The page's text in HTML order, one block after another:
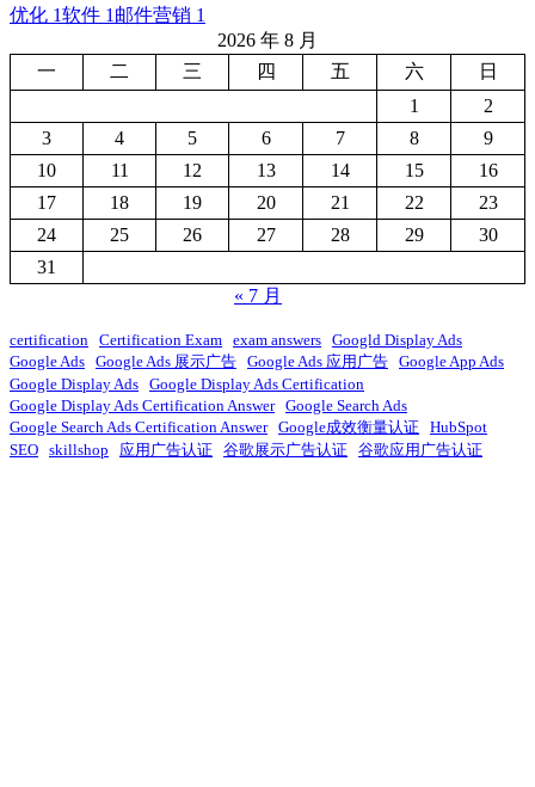
优化 1软件 1 邮件营销 1
2026 年 8 月
一
二 三 四 五 六
日
1
2
3
4 5 6 7 8
9
10
11 12 13 14 15
16
17
18 19 20 21 22
23
24
25 26 27 28 29
30
31
« 7 月
certification Certification Exam exam answers Googld Display Ads
Google Ads Google Ads 展示广告 Google Ads 应用广告 Google App Ads
Google Display Ads Google Display Ads Certification
Google Display Ads Certification Answer Google Search Ads
Google Search Ads Certification Answer Google成效衡量认证 HubSpot
SEO skillshop 应用广告认证 谷歌展示广告认证 谷歌应用广告认证